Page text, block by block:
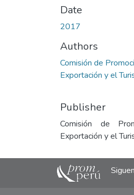
Date
2017
Authors
Comisión de
Exportación y el
Publisher
Comisión de
Exportación y el